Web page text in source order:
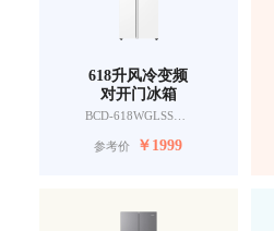
618升风冷变频
对开门冰箱
BCD-618WGLSSEDW9
参考价 ￥1999